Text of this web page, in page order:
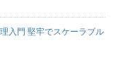
入門 堅牢でスケーラブル